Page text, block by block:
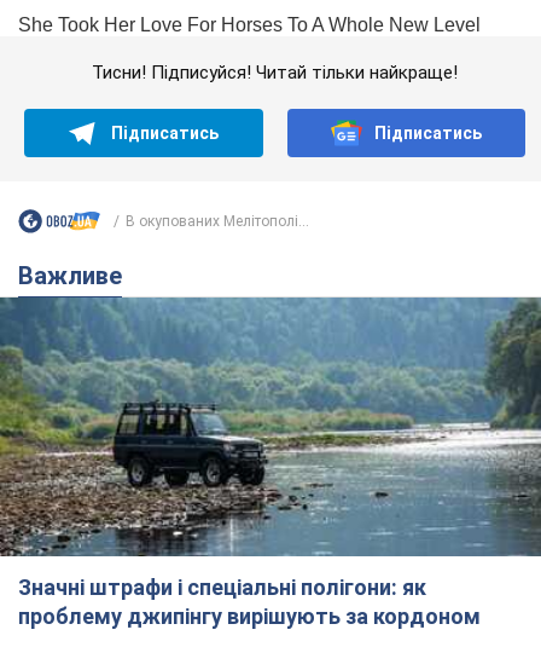
Тисни! Підписуйся! Читай тільки найкраще!
Підписатись Підписатись
В окупованих Мелітополі...
Важливе
Значні штрафи і спеціальні полігони: як
проблему джипінгу вирішують за кордоном